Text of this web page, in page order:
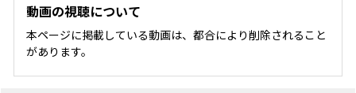
動画の視聴について
本ページに掲載している動画は、都合により削除されること
があります。